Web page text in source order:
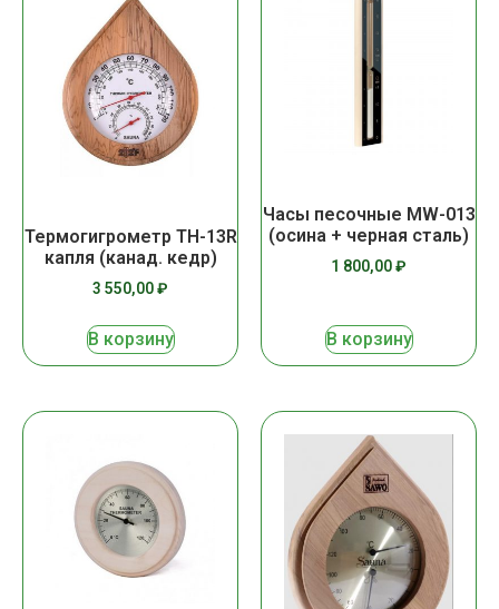
Термогигрометр ТН-13R
капля (канад. кедр)
3 550,00₽
В корзину
Часы песочные MW-013
(осина + черная сталь)
1 800,00₽
В корзину